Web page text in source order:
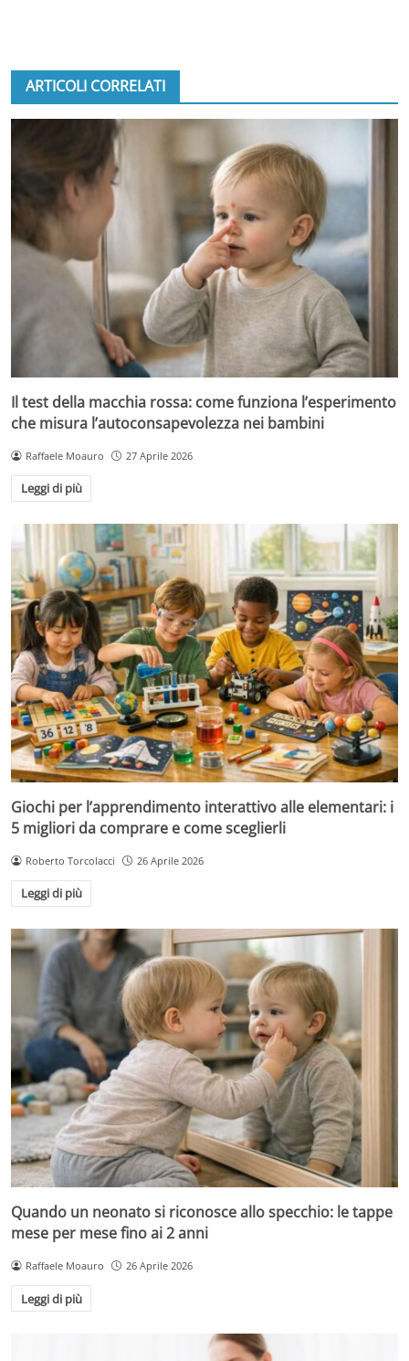
ARTICOLI CORRELATI
Il test della macchia rossa: come funziona l’esperimento
che misura l’autoconsapevolezza nei bambini
Raffaele Moauro 27 Aprile 2026
Leggi di più
Giochi per l’apprendimento interattivo alle elementari: i
5 migliori da comprare e come sceglierli
Roberto Torcolacci 26 Aprile 2026
Leggi di più
Quando un neonato si riconosce allo specchio: le tappe
mese per mese fino ai 2 anni
Raffaele Moauro 26 Aprile 2026
Leggi di più